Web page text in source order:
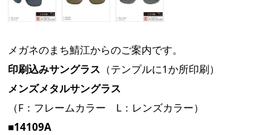
メガネのまち鯖江からのご案内です。
印刷込みサングラス （テンプルに1か所印刷）
メンズメタルサングラス
（F：フレームカラー L：レンズカラー）
■14109A